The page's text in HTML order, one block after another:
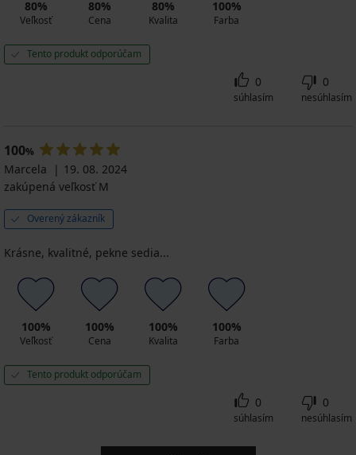
80%
Veľkosť
80%
Cena
80%
Kvalita
100%
Farba
Tento produkt odporúčam
0
súhlasím
0
nesúhlasím
100%
Marcela
19. 08. 2024
zakúpená veľkosť M
Overený zákazník
Krásne, kvalitné, pekne sedia...
100%
Veľkosť
100%
Cena
100%
Kvalita
100%
Farba
Tento produkt odporúčam
0
súhlasím
0
nesúhlasím